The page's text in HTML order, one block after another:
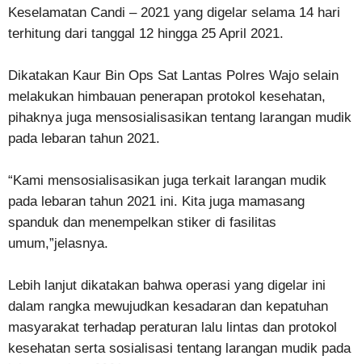
Keselamatan Candi – 2021 yang digelar selama 14 hari
terhitung dari tanggal 12 hingga 25 April 2021.
Dikatakan Kaur Bin Ops Sat Lantas Polres Wajo selain
melakukan himbauan penerapan protokol kesehatan,
pihaknya juga mensosialisasikan tentang larangan mudik
pada lebaran tahun 2021.
“Kami mensosialisasikan juga terkait larangan mudik
pada lebaran tahun 2021 ini. Kita juga mamasang
spanduk dan menempelkan stiker di fasilitas
umum,”jelasnya.
Lebih lanjut dikatakan bahwa operasi yang digelar ini
dalam rangka mewujudkan kesadaran dan kepatuhan
masyarakat terhadap peraturan lalu lintas dan protokol
kesehatan serta sosialisasi tentang larangan mudik pada